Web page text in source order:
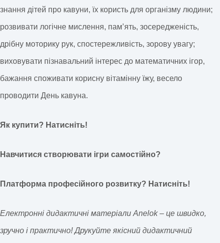
знання дітей про кавуни, їх користь для організму людини;
розвивати логічне мислення, памʼять, зосередженість,
дрібну моторику рук, спостережливість, зорову увагу;
виховувати пізнавальний інтерес до математичних ігор,
бажання споживати корисну вітамінну їжу, весело
проводити День кавуна.
Як купити? Натисніть!
Навчитися створювати ігри самостійно?
Платформа професійного розвитку? Натисніть!
Електронні дидактичні матеріали Anelok – це швидко,
зручно і практично! Друкуйте якісний дидактичний